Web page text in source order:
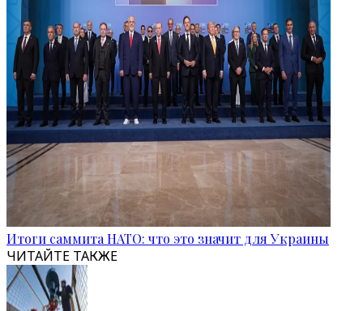
Итоги саммита НАТО: что это значит для Украины
ЧИТАЙТЕ ТАКЖЕ